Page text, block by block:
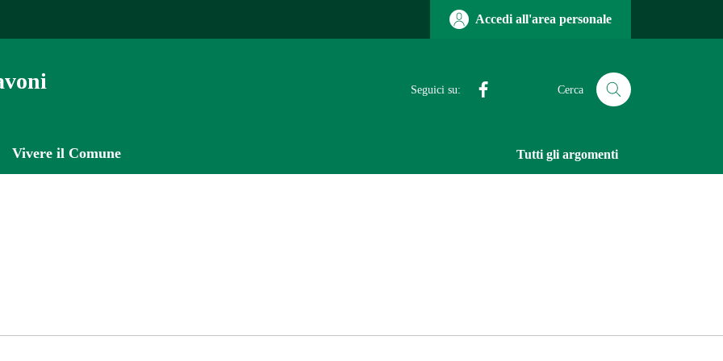
Accedi all'area personale
Seguici su: Cerca
Vivere il Comune Tutti gli argomenti